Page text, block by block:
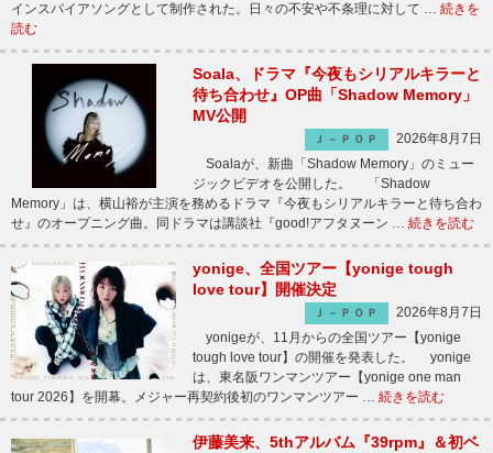
インスパイアソングとして制作された。日々の不安や不条理に対して … 続きを
読む
Soala、ドラマ『今夜もシリアルキラーと
待ち合わせ』OP曲「Shadow Memory」
MV公開
Ｊ－ＰＯＰ
2026年8月7日
Soalaが、新曲「Shadow Memory」のミュー
ジックビデオを公開した。 「Shadow
Memory」は、横山裕が主演を務めるドラマ『今夜もシリアルキラーと待ち合わ
せ』のオープニング曲。同ドラマは講談社『good!アフタヌーン … 続きを読む
yonige、全国ツアー【yonige tough
love tour】開催決定
Ｊ－ＰＯＰ
2026年8月7日
yonigeが、11月からの全国ツアー【yonige
tough love tour】の開催を発表した。 yonige
は、東名阪ワンマンツアー【yonige one man
tour 2026】を開幕。メジャー再契約後初のワンマンツアー … 続きを読む
伊藤美来、5thアルバム『39rpm』＆初ベ